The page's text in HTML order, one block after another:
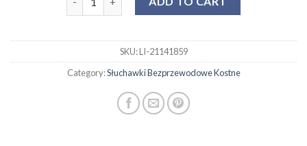
SKU:LI-21141859
Category:Słuchawki Bezprzewodowe Kostne